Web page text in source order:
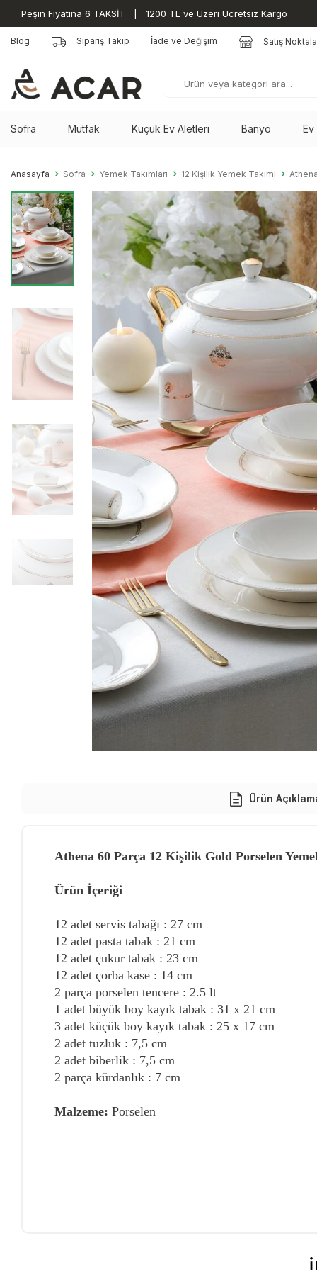
Peşin Fiyatına 6 TAKSİT | 1200 TL ve Üzeri Ücretsiz Kargo
Blog Sipariş Takip İade ve Değişim Satış
Sofra Mutfak Küçük Ev Aletleri Banyo
Anasayfa Sofra Yemek Takımları 12 Kişilik Yemek Takımı
Ürün
Athena 60 Parça 12 Kişilik Gold Porselen
Ürün İçeriği
12 adet servis tabağı : 27 cm
12 adet pasta tabak : 21 cm
12 adet çukur tabak : 23 cm
12 adet çorba kase : 14 cm
2 parça porselen tencere : 2.5 lt
1 adet büyük boy kayık tabak : 31 x 21 cm
3 adet küçük boy kayık tabak : 25 x 17 cm
2 adet tuzluk : 7,5 cm
2 adet biberlik : 7,5 cm
2 parça kürdanlık : 7 cm
Malzeme: Porselen